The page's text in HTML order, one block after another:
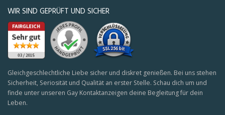
WIR SIND GEPRÜFT UND SICHER
Gleichgeschlechtliche Liebe sicher und diskret genießen. Bei uns stehen
Sicherheit, Seriosität und Qualität an erster Stelle. Schau dich um und
finde unter unseren Gay Kontaktanzeigen deine Begleitung für dein
Leben.